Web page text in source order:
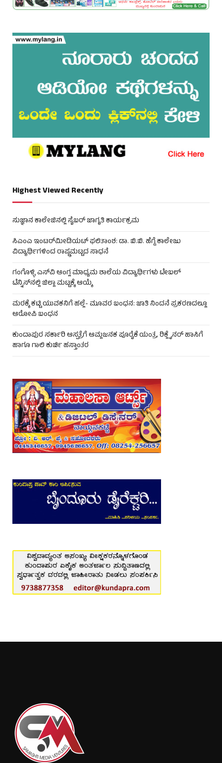
Highest Viewed Recently
ಸುಜ್ಞಾನ ಕಾಲೇಜಿನಲ್ಲಿ ಸೈಬರ್ ಜಾಗೃತಿ ಕಾರ್ಯಕ್ರಮ
ಸಿಎಂಎ ಇಂಟರ್‌ಮೀಡಿಯಟ್ ಫಲಿತಾಂಶ: ಡಾ. ಬಿ.ಬಿ. ಹೆಗ್ಡೆ ಕಾಲೇಜು
ವಿದ್ಯಾರ್ಥಿಗಳಿಂದ ರಾಷ್ಟ್ರಮಟ್ಟದ ಸಾಧನೆ
ಗಂಗೊಳ್ಳಿ ಎಸ್‌ವಿ ಆಂಗ್ಲ ಮಾಧ್ಯಮ ಶಾಲೆಯ ವಿದ್ಯಾರ್ಥಿಗಳು ಟೇಬಲ್‌
ಟೆನ್ನಿಸ್‌ನಲ್ಲಿ ಜಿಲ್ಲಾ ಮಟ್ಟಕ್ಕೆ ಆಯ್ಕೆ
ಮರಕ್ಕೆ ಕಟ್ಟಿ ಯುವಕನಿಗೆ ಹಲ್ಲೆ- ಮೂವರ ಬಂಧನ: ಜಾತಿ ನಿಂದನೆ ಪ್ರಕರಣದಲ್ಲೂ
ಆರೋಪಿ ಬಂಧನ
ಕುಂದಾಪುರ ಸರ್ಕಾರಿ ಆಸ್ಪತ್ರೆಗೆ ಆಮ್ಲಜನಕ ಪೂರೈಕೆ ಯಂತ್ರ, ರಿಕ್ಲೈನರ್ ಹಾಸಿಗೆ
ಹಾಗೂ ಗಾಲಿ ಕುರ್ಚಿ ಹಸ್ತಾಂತರ